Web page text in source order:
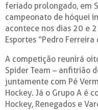
feriado prolongado, em
campeonato de hóquei
acontece nos dias 20 e
Esportes “Pedro Ferreira
A competição reunirá
Spider Team – anfitrião
juntamente com Pé
Hockey. Já o Grupo A é
Hockey, Renegados e